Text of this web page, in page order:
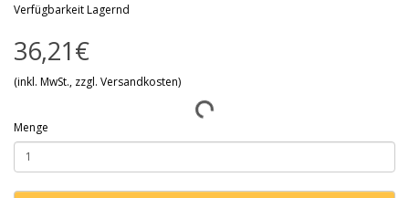
Verfügbarkeit Lagernd
36,21€
(inkl. MwSt., zzgl. Versandkosten)
Menge